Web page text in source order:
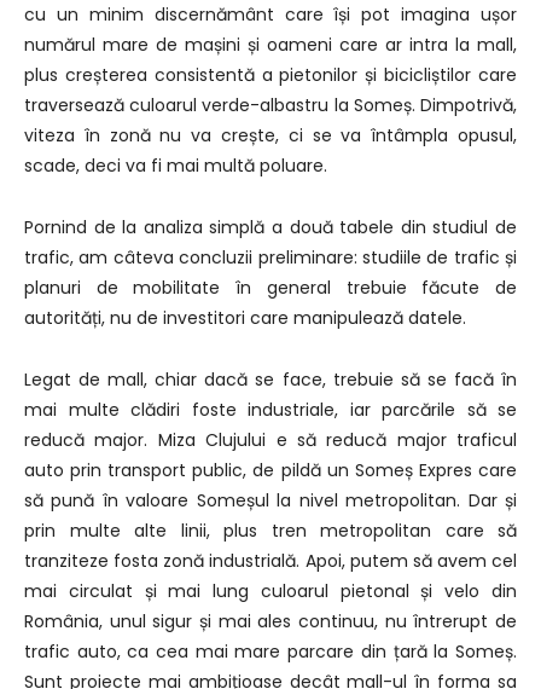
cu un minim discernământ care își pot imagina ușor
numărul mare de mașini și oameni care ar intra la mall,
plus creșterea consistentă a pietonilor și bicicliștilor care
traversează culoarul verde-albastru la Someș. Dimpotrivă,
viteza în zonă nu va crește, ci se va întâmpla opusul,
scade, deci va fi mai multă poluare.
Pornind de la analiza simplă a două tabele din studiul de
trafic, am câteva concluzii preliminare: studiile de trafic și
planuri de mobilitate în general trebuie făcute de
autorități, nu de investitori care manipulează datele.
Legat de mall, chiar dacă se face, trebuie să se facă în
mai multe clădiri foste industriale, iar parcările să se
reducă major. Miza Clujului e să reducă major traficul
auto prin transport public, de pildă un Someș Expres care
să pună în valoare Someșul la nivel metropolitan. Dar și
prin multe alte linii, plus tren metropolitan care să
tranziteze fosta zonă industrială. Apoi, putem să avem cel
mai circulat și mai lung culoarul pietonal și velo din
România, unul sigur și mai ales continuu, nu întrerupt de
trafic auto, ca cea mai mare parcare din țară la Someș.
Sunt proiecte mai ambițioase decât mall-ul în forma sa